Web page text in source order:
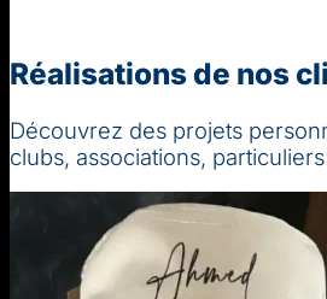
Réalisations de nos
Découvrez des projets
clubs, associations,